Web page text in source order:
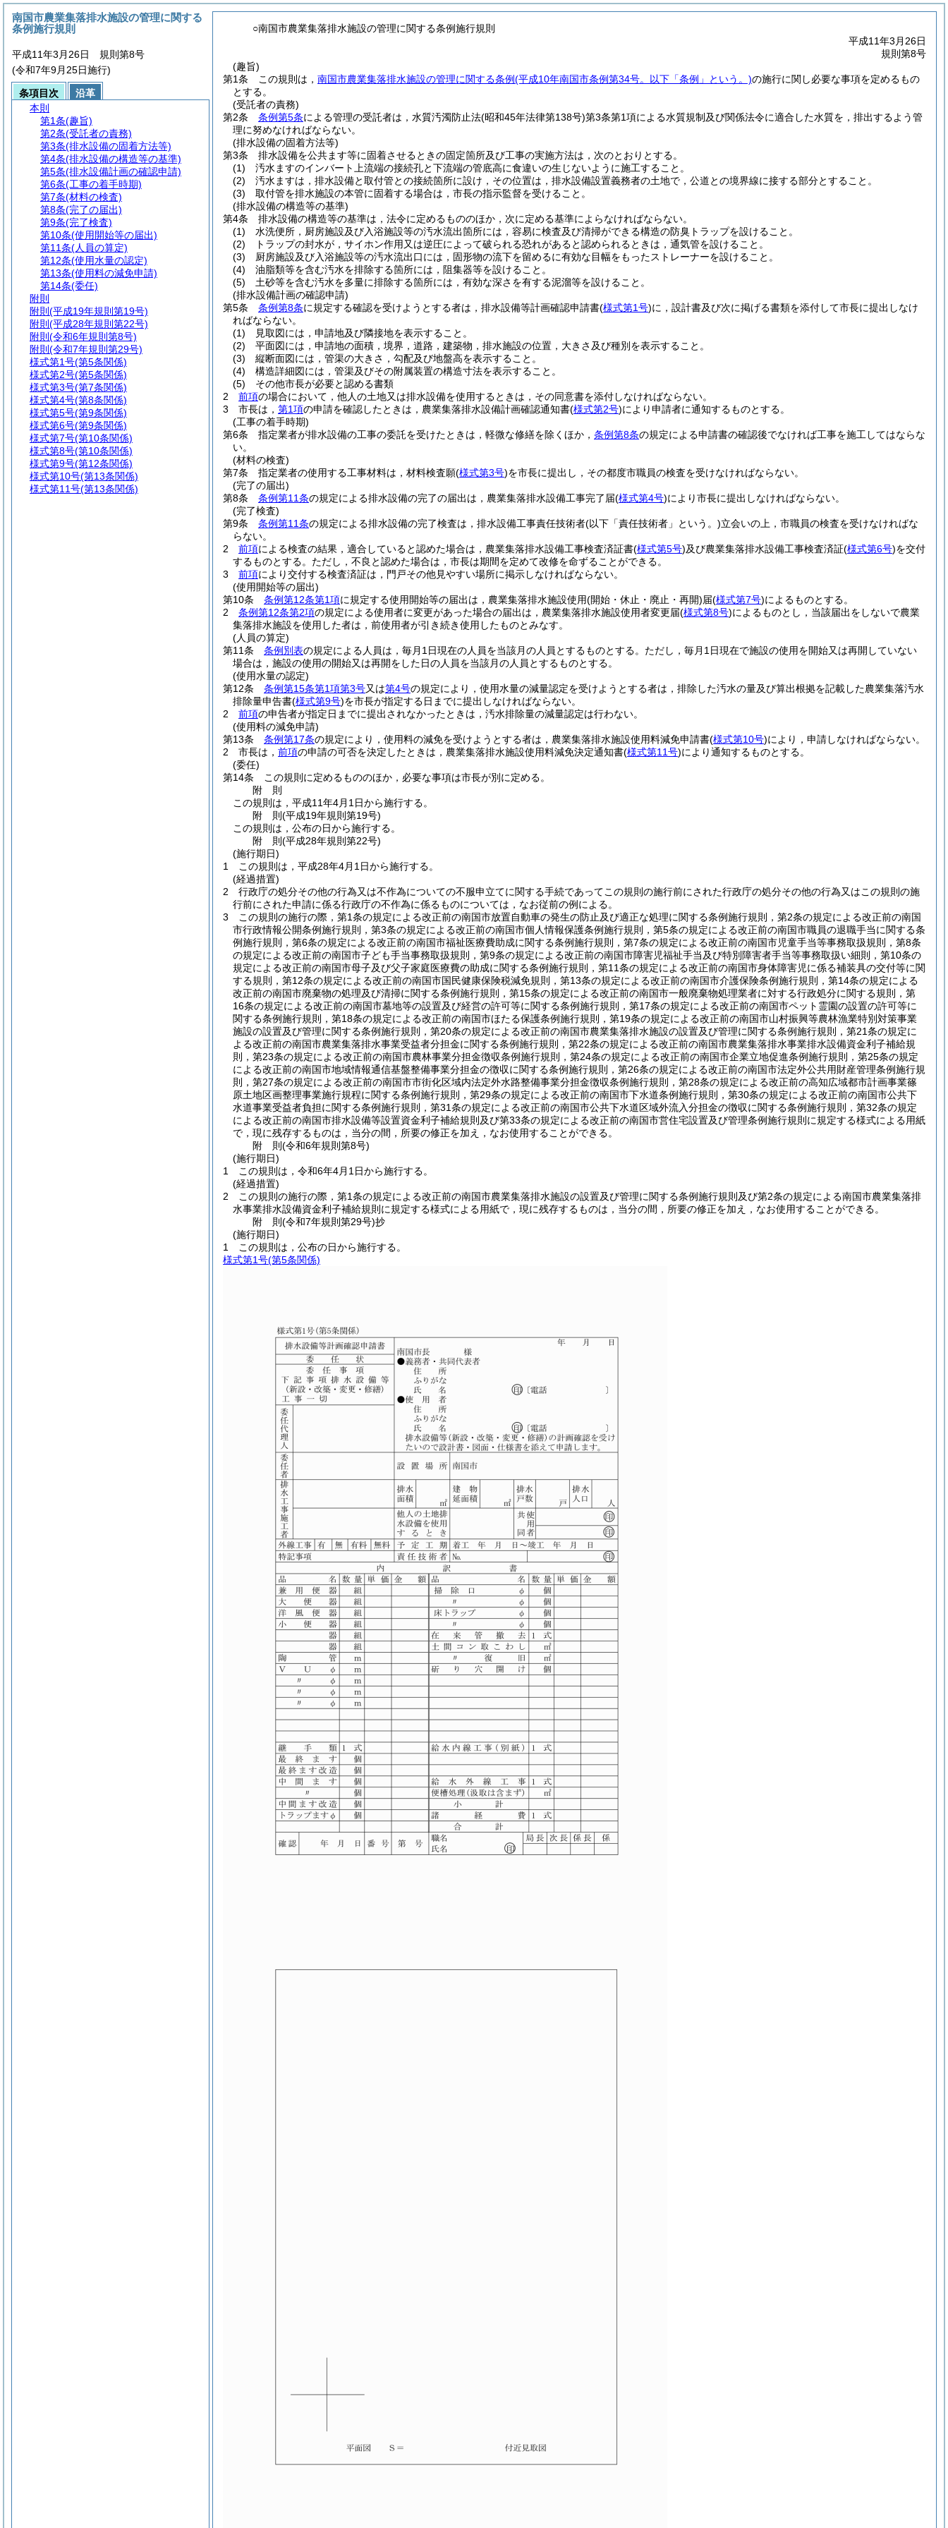
○南国市農業集落排水施設の管理に関する条例施行規則
平成11年3月26日
規則第8号
(趣旨)
第1条
この規則は， 南国市農業集落排水施設の管理に関する条例(平成10年南国市条例第34号。以下「条例」という。)の施行に関し必要な事項を定めるもの
とする。
(受託者の責務)
第2条
条例第5条による管理の受託者は，水質汚濁防止法(昭和45年法律第138号)第3条第1項による水質規制及び関係法令に適合した水質を，排出するよう管
理に努めなければならない。
(排水設備の固着方法等)
第3条
排水設備を公共ます等に固着させるときの固定箇所及び工事の実施方法は，次のとおりとする。
(1)
汚水ますのインバート上流端の接続孔と下流端の管底高に食違いの生じないように施工すること。
(2)
汚水ますは，排水設備と取付管との接続箇所に設け，その位置は，排水設備設置義務者の土地で，公道との境界線に接する部分とすること。
(3)
取付管を排水施設の本管に固着する場合は，市長の指示監督を受けること。
(排水設備の構造等の基準)
第4条
排水設備の構造等の基準は，法令に定めるもののほか，次に定める基準によらなければならない。
(1)
水洗便所，厨房施設及び入浴施設等の汚水流出箇所には，容易に検査及び清掃ができる構造の防臭トラップを設けること。
(2)
トラップの封水が，サイホン作用又は逆圧によって破られる恐れがあると認められるときは，通気管を設けること。
(3)
厨房施設及び入浴施設等の汚水流出口には，固形物の流下を留めるに有効な目幅をもったストレーナーを設けること。
(4)
油脂類等を含む汚水を排除する箇所には，阻集器等を設けること。
(5)
土砂等を含む汚水を多量に排除する箇所には，有効な深さを有する泥溜等を設けること。
(排水設備計画の確認申請)
第5条
条例第8条に規定する確認を受けようとする者は，排水設備等計画確認申請書(様式第1号)に，設計書及び次に掲げる書類を添付して市長に提出しなけ
ればならない。
(1)
見取図には，申請地及び隣接地を表示すること。
(2)
平面図には，申請地の面積，境界，道路，建築物，排水施設の位置，大きさ及び種別を表示すること。
(3)
縦断面図には，管渠の大きさ，勾配及び地盤高を表示すること。
(4)
構造詳細図には，管渠及びその附属装置の構造寸法を表示すること。
(5)
その他市長が必要と認める書類
2
前項の場合において，他人の土地又は排水設備を使用するときは，その同意書を添付しなければならない。
3
市長は， 第1項の申請を確認したときは，農業集落排水設備計画確認通知書(様式第2号)により申請者に通知するものとする。
(工事の着手時期)
第6条
指定業者が排水設備の工事の委託を受けたときは，軽微な修繕を除くほか， 条例第8条の規定による申請書の確認後でなければ工事を施工してはならな
い。
(材料の検査)
第7条
指定業者の使用する工事材料は，材料検査願(様式第3号)を市長に提出し，その都度市職員の検査を受けなければならない。
(完了の届出)
第8条
条例第11条の規定による排水設備の完了の届出は，農業集落排水設備工事完了届(様式第4号)により市長に提出しなければならない。
(完了検査)
第9条
条例第11条の規定による排水設備の完了検査は，排水設備工事責任技術者(以下「責任技術者」という。)立会いの上，市職員の検査を受けなければな
らない。
2
前項による検査の結果，適合していると認めた場合は，農業集落排水設備工事検査済証書(様式第5号)及び農業集落排水設備工事検査済証(様式第6号)を交付
するものとする。 ただし，不良と認めた場合は，市長は期間を定めて改修を命ずることができる。
3
前項により交付する検査済証は，門戸その他見やすい場所に掲示しなければならない。
(使用開始等の届出)
第10条
条例第12条第1項に規定する使用開始等の届出は，農業集落排水施設使用(開始・休止・廃止・再開)届(様式第7号)によるものとする。
2
条例第12条第2項の規定による使用者に変更があった場合の届出は，農業集落排水施設使用者変更届(様式第8号)によるものとし，当該届出をしないで農業
集落排水施設を使用した者は，前使用者が引き続き使用したものとみなす。
(人員の算定)
第11条
条例別表の規定による人員は，毎月1日現在の人員を当該月の人員とするものとする。 ただし，毎月1日現在で施設の使用を開始又は再開していない
場合は，施設の使用の開始又は再開をした日の人員を当該月の人員とするものとする。
(使用水量の認定)
第12条
条例第15条第1項第3号又は第4号の規定により，使用水量の減量認定を受けようとする者は，排除した汚水の量及び算出根拠を記載した農業集落汚水
排除量申告書(様式第9号)を市長が指定する日までに提出しなければならない。
2
前項の申告者が指定日までに提出されなかったときは，汚水排除量の減量認定は行わない。
(使用料の減免申請)
第13条
条例第17条の規定により，使用料の減免を受けようとする者は，農業集落排水施設使用料減免申請書(様式第10号)により，申請しなければならない。
2
市長は， 前項の申請の可否を決定したときは，農業集落排水施設使用料減免決定通知書(様式第11号)により通知するものとする。
(委任)
第14条
この規則に定めるもののほか，必要な事項は市長が別に定める。
附 則
この規則は，平成11年4月1日から施行する。
附 則(平成19年規則第19号)
この規則は，公布の日から施行する。
附 則(平成28年規則第22号)
(施行期日)
1
この規則は，平成28年4月1日から施行する。
(経過措置)
2
行政庁の処分その他の行為又は不作為についての不服申立てに関する手続であってこの規則の施行前にされた行政庁の処分その他の行為又はこの規則の施
行前にされた申請に係る行政庁の不作為に係るものについては，なお従前の例による。
3
この規則の施行の際，第1条の規定による改正前の南国市放置自動車の発生の防止及び適正な処理に関する条例施行規則，第2条の規定による改正前の南国
市行政情報公開条例施行規則，第3条の規定による改正前の南国市個人情報保護条例施行規則，第5条の規定による改正前の南国市職員の退職手当に関する条
例施行規則，第6条の規定による改正前の南国市福祉医療費助成に関する条例施行規則，第7条の規定による改正前の南国市児童手当等事務取扱規則，第8条
の規定による改正前の南国市子ども手当事務取扱規則，第9条の規定による改正前の南国市障害児福祉手当及び特別障害者手当等事務取扱い細則，第10条の
規定による改正前の南国市母子及び父子家庭医療費の助成に関する条例施行規則，第11条の規定による改正前の南国市身体障害児に係る補装具の交付等に関
する規則，第12条の規定による改正前の南国市国民健康保険税減免規則，第13条の規定による改正前の南国市介護保険条例施行規則，第14条の規定による
改正前の南国市廃棄物の処理及び清掃に関する条例施行規則，第15条の規定による改正前の南国市一般廃棄物処理業者に対する行政処分に関する規則，第
16条の規定による改正前の南国市墓地等の設置及び経営の許可等に関する条例施行規則，第17条の規定による改正前の南国市ペット霊園の設置の許可等に
関する条例施行規則，第18条の規定による改正前の南国市ほたる保護条例施行規則，第19条の規定による改正前の南国市山村振興等農林漁業特別対策事業
施設の設置及び管理に関する条例施行規則，第20条の規定による改正前の南国市農業集落排水施設の設置及び管理に関する条例施行規則，第21条の規定に
よる改正前の南国市農業集落排水事業受益者分担金に関する条例施行規則，第22条の規定による改正前の南国市農業集落排水事業排水設備資金利子補給規
則，第23条の規定による改正前の南国市農林事業分担金徴収条例施行規則，第24条の規定による改正前の南国市企業立地促進条例施行規則，第25条の規定
による改正前の南国市地域情報通信基盤整備事業分担金の徴収に関する条例施行規則，第26条の規定による改正前の南国市法定外公共用財産管理条例施行規
則，第27条の規定による改正前の南国市市街化区域内法定外水路整備事業分担金徴収条例施行規則，第28条の規定による改正前の高知広域都市計画事業篠
原土地区画整理事業施行規程に関する条例施行規則，第29条の規定による改正前の南国市下水道条例施行規則，第30条の規定による改正前の南国市公共下
水道事業受益者負担に関する条例施行規則，第31条の規定による改正前の南国市公共下水道区域外流入分担金の徴収に関する条例施行規則，第32条の規定
による改正前の南国市排水設備等設置資金利子補給規則及び第33条の規定による改正前の南国市営住宅設置及び管理条例施行規則に規定する様式による用紙
で，現に残存するものは，当分の間，所要の修正を加え，なお使用することができる。
附 則(令和6年規則第8号)
(施行期日)
1
この規則は，令和6年4月1日から施行する。
(経過措置)
2
この規則の施行の際，第1条の規定による改正前の南国市農業集落排水施設の設置及び管理に関する条例施行規則及び第2条の規定による南国市農業集落排
水事業排水設備資金利子補給規則に規定する様式による用紙で，現に残存するものは，当分の間，所要の修正を加え，なお使用することができる。
附 則(令和7年規則第29号)抄
(施行期日)
1
この規則は，公布の日から施行する。
様式第1号(第5条関係)
南国市農業集落排水施設の管理に関する
条例施行規則
平成11年3月26日 規則第8号
(令和7年9月25日施行)
条項目次
沿革
本則
第1条(趣旨)
第2条(受託者の責務)
第3条(排水設備の固着方法等)
第4条(排水設備の構造等の基準)
第5条(排水設備計画の確認申請)
第6条(工事の着手時期)
第7条(材料の検査)
第8条(完了の届出)
第9条(完了検査)
第10条(使用開始等の届出)
第11条(人員の算定)
第12条(使用水量の認定)
第13条(使用料の減免申請)
第14条(委任)
附則
附則 (平成19年規則第19号)
附則 (平成28年規則第22号)
附則 (令和6年規則第8号)
附則 (令和7年規則第29号)
様式第1号(第5条関係)
様式第2号(第5条関係)
様式第3号(第7条関係)
様式第4号(第8条関係)
様式第5号(第9条関係)
様式第6号(第9条関係)
様式第7号(第10条関係)
様式第8号(第10条関係)
様式第9号(第12条関係)
様式第10号(第13条関係)
様式第11号(第13条関係)